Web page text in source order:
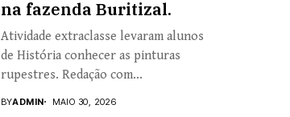
na fazenda Buritizal.
Atividade extraclasse levaram alunos
de História conhecer as pinturas
rupestres. Redação com...
BYADMIN MAIO 30, 2026